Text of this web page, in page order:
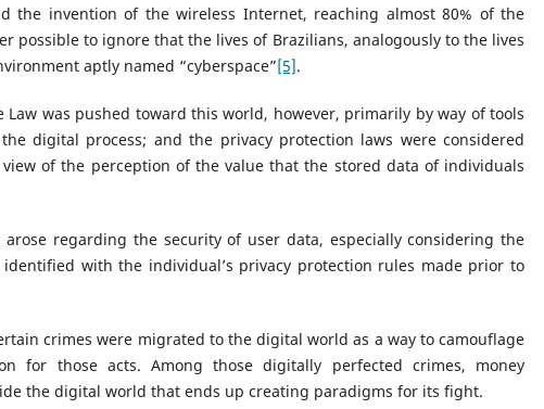
the invention of the wireless Internet, reaching almost 80% of the
possible to ignore that the lives of Brazilians, analogously to the lives
aptly named “cyberspace”[5].
was pushed toward this world, however, primarily by way of tools
digital process; and the privacy protection laws were considered
of the perception of the value that the stored data of individuals
regarding the security of user data, especially considering the
with the individual’s privacy protection rules made prior to
crimes were migrated to the digital world as a way to camouflage
for those acts. Among those digitally perfected crimes, money
the digital world that ends up creating paradigms for its fight.